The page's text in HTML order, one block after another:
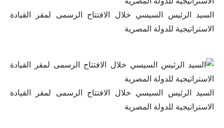
السيد الرئيس السيسي خلال الافتتاح الرسمى لمقر القيادة
الاستراتيجية للدولة المصرية
السيد الرئيس السيسي خلال الافتتاح الرسمى لمقر القيادة
الاستراتيجية للدولة المصرية